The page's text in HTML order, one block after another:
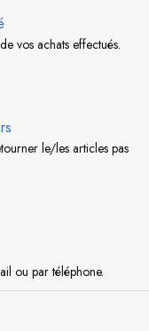
vos achats effectués.
le/les articles pas
ou par téléphone.